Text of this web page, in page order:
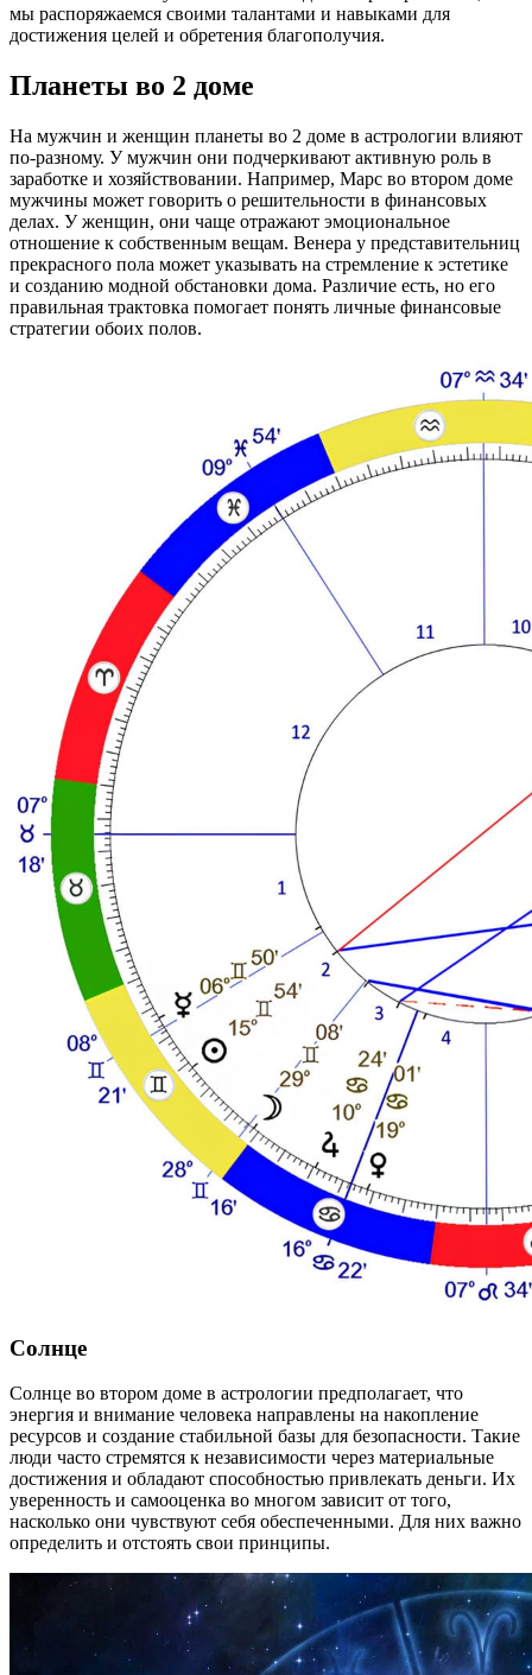
мы распоряжаемся своими талантами и навыками для
достижения целей и обретения благополучия.
Планеты во 2 доме
На мужчин и женщин планеты во 2 доме в астрологии влияют
по-разному. У мужчин они подчеркивают активную роль в
заработке и хозяйствовании. Например, Марс во втором доме
мужчины может говорить о решительности в финансовых
делах. У женщин, они чаще отражают эмоциональное
отношение к собственным вещам. Венера у представительниц
прекрасного пола может указывать на стремление к эстетике
и созданию модной обстановки дома. Различие есть, но его
правильная трактовка помогает понять личные финансовые
стратегии обоих полов.
Солнце
Солнце во втором доме в астрологии предполагает, что
энергия и внимание человека направлены на накопление
ресурсов и создание стабильной базы для безопасности. Такие
люди часто стремятся к независимости через материальные
достижения и обладают способностью привлекать деньги. Их
уверенность и самооценка во многом зависит от того,
насколько они чувствуют себя обеспеченными. Для них важно
определить и отстоять свои принципы.